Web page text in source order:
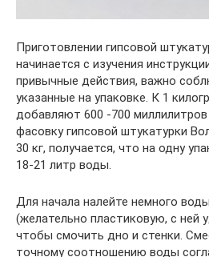
Приготовлении гипсовой
начинается с изучения
привычные действия, важно
указанные на упаковке. К 1
добавляют 600 -700
фасовку гипсовой штукатурки
30 кг, получается, что на одну
18-21 литр воды.
Для начала налейте немного
(желательно пластиковую, с ней
чтобы смочить дно и стенки.
точному соотношению воды